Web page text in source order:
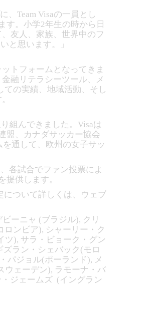
、Team Visaの一員とし
す。小学2年生の時から日
友人、家族、世界中のフ
と思います。」
トフォームとなってきま
融リテラシーツール、メ
ての実績、地域活動、そし
組んできました。Visaは
盟、カナダサッカー協会
通して、欧州の女子サッ
各試合でファン投票によ
提供します。
について詳しくは、ウェブ
ーニャ (ブラジル), クリ
ンビア), シャーリー・ク
ツ), サラ・ビョーク・グン
ラン・シェバック(モロ
パジョル(ポーランド), メ
ウェーデン), ラモーナ・バ
ジェームズ (イングラン